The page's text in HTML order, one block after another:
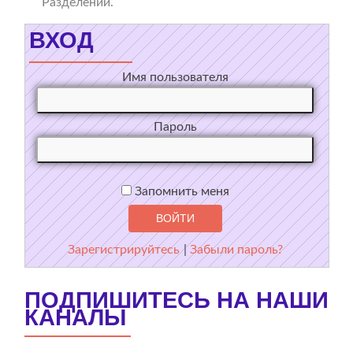
ВХОД
Имя пользователя
Пароль
Запомнить меня
Зарегистрируйтесь |Забыли пароль?
ПОДПИШИТЕСЬ НА НАШИ
КАНАЛЫ